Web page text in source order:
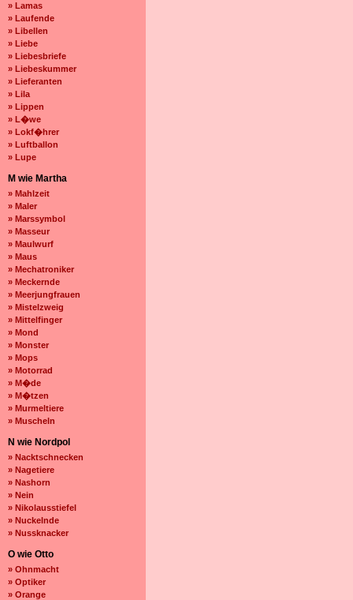
» Lamas
» Laufende
» Libellen
» Liebe
» Liebesbriefe
» Liebeskummer
» Lieferanten
» Lila
» Lippen
» L�we
» Lokf�hrer
» Luftballon
» Lupe
M wie Martha
» Mahlzeit
» Maler
» Marssymbol
» Masseur
» Maulwurf
» Maus
» Mechatroniker
» Meckernde
» Meerjungfrauen
» Mistelzweig
» Mittelfinger
» Mond
» Monster
» Mops
» Motorrad
» M�de
» M�tzen
» Murmeltiere
» Muscheln
N wie Nordpol
» Nacktschnecken
» Nagetiere
» Nashorn
» Nein
» Nikolausstiefel
» Nuckelnde
» Nussknacker
O wie Otto
» Ohnmacht
» Optiker
» Orange